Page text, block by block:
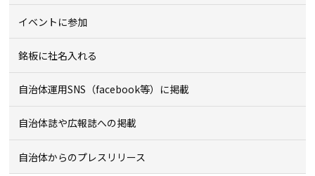
イベントに参加
銘板に社名入れる
自治体運用SNS（facebook等）に掲載
自治体誌や広報誌への掲載
自治体からのプレスリリース